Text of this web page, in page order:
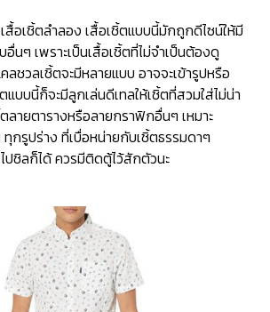
อเชิ้ตลำลอง เสื้อเชิ้ตแบบนี้มักถูกดีไซน์ให้มี
นๆ เพราะเป็นเสื้อเชิ้ตที่ไม่จำเป็นต้องดู
ชวลเชิ้ตจะมีหลายแบบ อาจจะเข้ารูปหรือ
แบบนี้ก็จะมีลูกเล่นดีเทลให้เชิ้ตที่สวมใส่ไม่น่า
ลายตารางหรือลายกราฟิกอื่นๆ เหมาะ
กรูปร่าง ที่เบื่อหน่ายกับเชิ้ตธรรมดาๆ
ปชิลก็ได้ ควรมีติดตู้ไว้สักตัวนะ